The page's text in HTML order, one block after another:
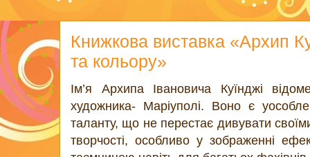
Книжкова виставка «Архип
та кольору»
Ім’я Архипа Івановича Куїнджі
художника- Маріуполі. Воно є
таланту, що не перестає дивувати
творчості, особливо у зображенні